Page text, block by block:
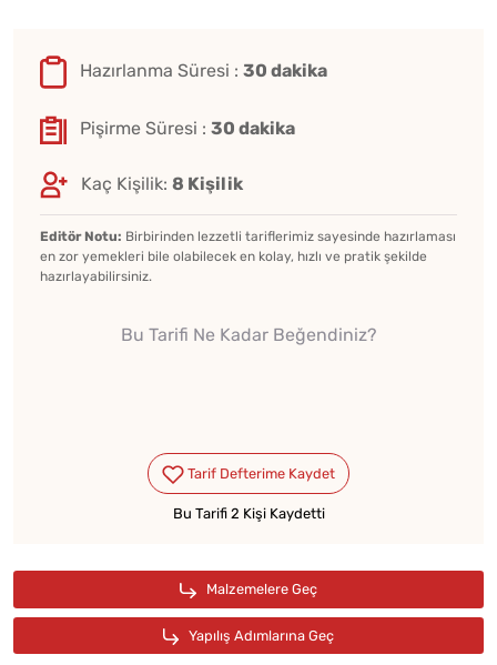
Hazırlanma Süresi : 30 dakika
Pişirme Süresi : 30 dakika
Kaç Kişilik: 8 Kişilik
Editör Notu: Birbirinden lezzetli tariflerimiz sayesinde hazırlaması
en zor yemekleri bile olabilecek en kolay, hızlı ve pratik şekilde
hazırlayabilirsiniz.
Bu Tarifi Ne Kadar Beğendiniz?
Bu Tarifi 2 Kişi Kaydetti